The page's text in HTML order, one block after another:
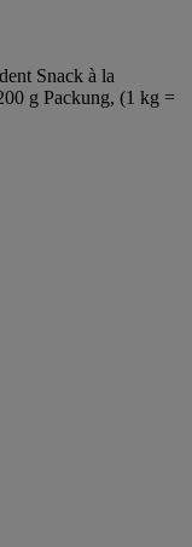
Snack à la
g Packung, (1 kg =